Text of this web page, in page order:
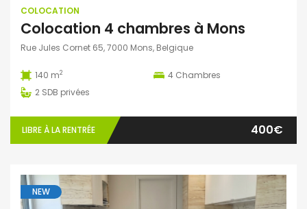
COLOCATION
Colocation 4 chambres à Mons
Rue Jules Cornet 65, 7000 Mons, Belgique
140 m2 4 Chambres
2 SDB privées
LIBRE À LA RENTRÉE 400€
NEW